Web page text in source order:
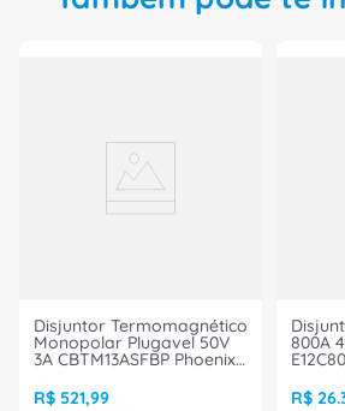
Disjuntor Termomagnético
Monopolar Plugavel 50V
3A CBTM13ASFBP Phoenix
R$ 521,99
800A
R$ 26.